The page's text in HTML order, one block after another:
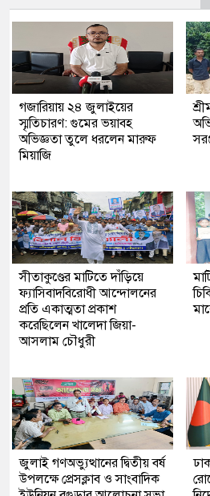
গজারিয়ায় ২৪ জুলাইয়ের
স্মৃতিচারণ: গুমের ভয়াবহ
অভিজ্ঞতা তুলে ধরলেন মারুফ
মিয়াজি
সীতাকুণ্ডের মাটিতে দাঁড়িয়ে
ফ্যাসিবাদবিরোধী আন্দোলনের
প্রতি একাত্মতা প্রকাশ
করেছিলেন খালেদা জিয়া-
আসলাম চৌধুরী
জুলাই গণঅভ্যুত্থানের দ্বিতীয় বর্ষ
উপলক্ষে প্রেসক্লাব ও সাংবাদিক